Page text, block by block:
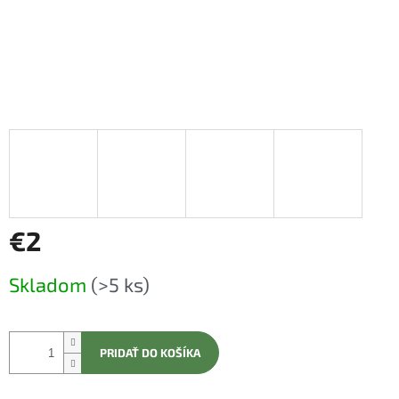
€2
cena:
Skladom (>5 ks)
PRIDAŤ DO KOŠÍKA